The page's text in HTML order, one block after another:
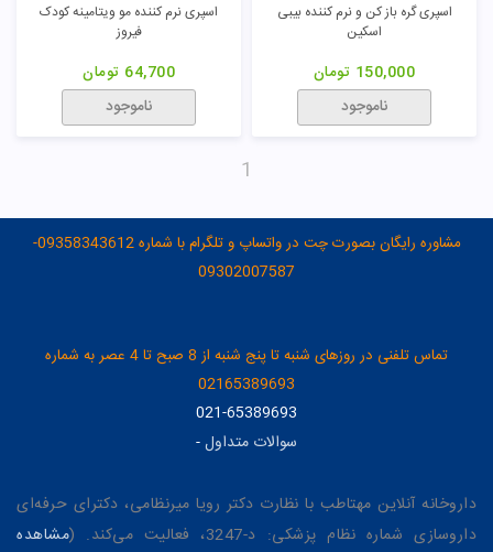
اسپری گره باز کن و نرم کننده بیبی
اسکین
150,000 تومان
ناموجود
اسپری نرم کننده مو ویتامینه کودک
فیروز
64,700 تومان
ناموجود
1
مشاوره رایگان بصورت چت در واتساپ و تلگرام با شماره 09358343612-
09302007587
تماس تلفنی در روزهای شنبه تا پنج شنبه از 8 صبح تا 4 عصر به شماره
02165389693
021-65389693
سوالات متداول-
داروخانه آنلاین مهتاطب با نظارت دکتر رویا میرنظامی، دکترای حرفه‌ای
داروسازی شماره نظام پزشکی: د-3247، فعالیت می‌کند. (
مشاهده